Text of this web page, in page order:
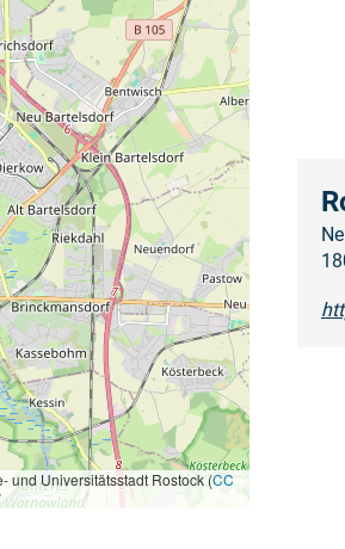
und Universitätsstadt Rostock (CC